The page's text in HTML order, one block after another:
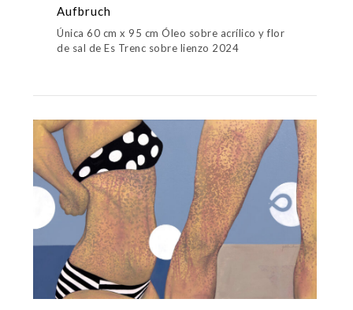
Aufbruch
Única 60 cm x 95 cm Óleo sobre acrílico y flor
de sal de Es Trenc sobre lienzo 2024